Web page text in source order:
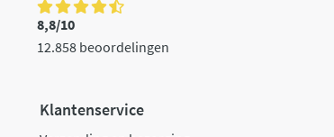
8,8/10
12.858 beoordelingen
Klantenservice